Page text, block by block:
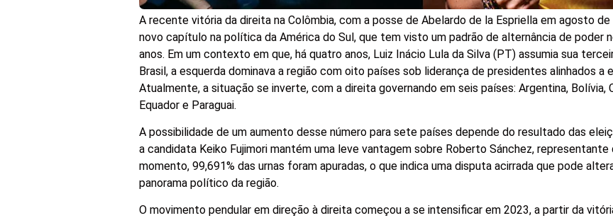
A recente vitória da direita na Colômbia, com a posse de Abelardo de la Espriella em agosto de
novo capítulo na política da América do Sul, que tem visto um padrão de alternância de poder
anos. Em um contexto em que, há quatro anos, Luiz Inácio Lula da Silva (PT) assumia sua
Brasil, a esquerda dominava a região com oito países sob liderança de presidentes alinhados a
Atualmente, a situação se inverte, com a direita governando em seis países: Argentina, Bolívia,
Equador e Paraguai.
A possibilidade de um aumento desse número para sete países depende do resultado das
a candidata Keiko Fujimori mantém uma leve vantagem sobre Roberto Sánchez, representante
momento, 99,691% das urnas foram apuradas, o que indica uma disputa acirrada que pode
panorama político da região.
O movimento pendular em direção à direita começou a se intensificar em 2023, a partir da